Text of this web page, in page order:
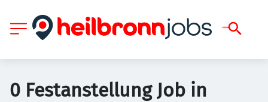
0 Festanstellung Job in